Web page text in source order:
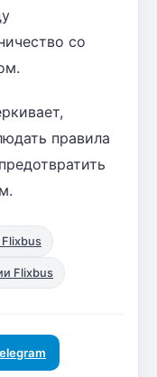
со
правила
Flixbus